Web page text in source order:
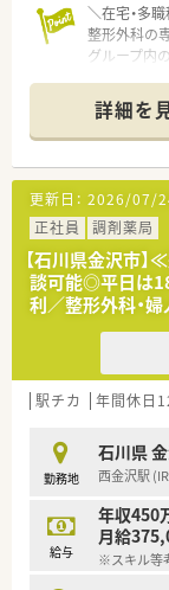
＼在宅・多
整形外科の
グループ内
＊
【店舗情報
■西金沢駅
外科の処方
■1日あたり
体制で対応
■地域に根
んでおり、
【法人特徴に
■石川県内
も高く安定
■医療機関
の門前を中
■女性が働
【想定される
■主に整形
者様への丁
■居宅や高
いただき、
■医薬品の
詳細を
更新日： 2026/07/
正社員
調剤薬局
【石川県金沢市
談可能◎平日は
利／整形外科・
駅チカ 年間休日
勤務地
石川県
西金沢駅
給与
年収450
月給
※スキル等